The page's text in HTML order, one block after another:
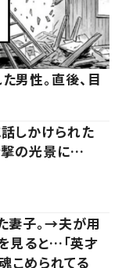
男性。直後、目
しかけられた
撃の光景に…
妻子。→夫が用
見ると…「英才
こめられてる